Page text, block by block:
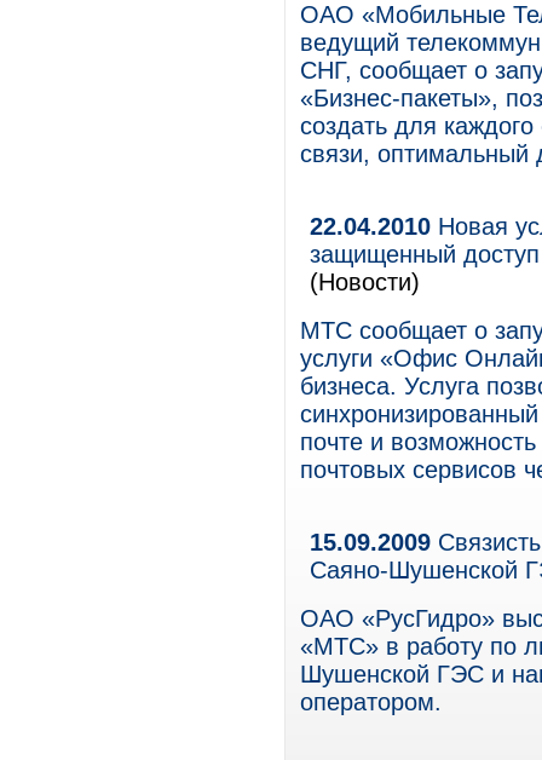
ОАО «Мобильные
ведущий
СНГ, сообщает о
«Бизнес-пакеты»,
создать для
связи, оптимальный
22.04.2010 Новая
защищенный доступ
(Новости)
МТС сообщает о
услуги «Офис
бизнеса. Услуга
почте и
почтовых сервисов
15.09.2009
Саяно-Шушенской
ОАО «РусГидро»
«МТС» в работу по
Шушенской ГЭС и
оператором.